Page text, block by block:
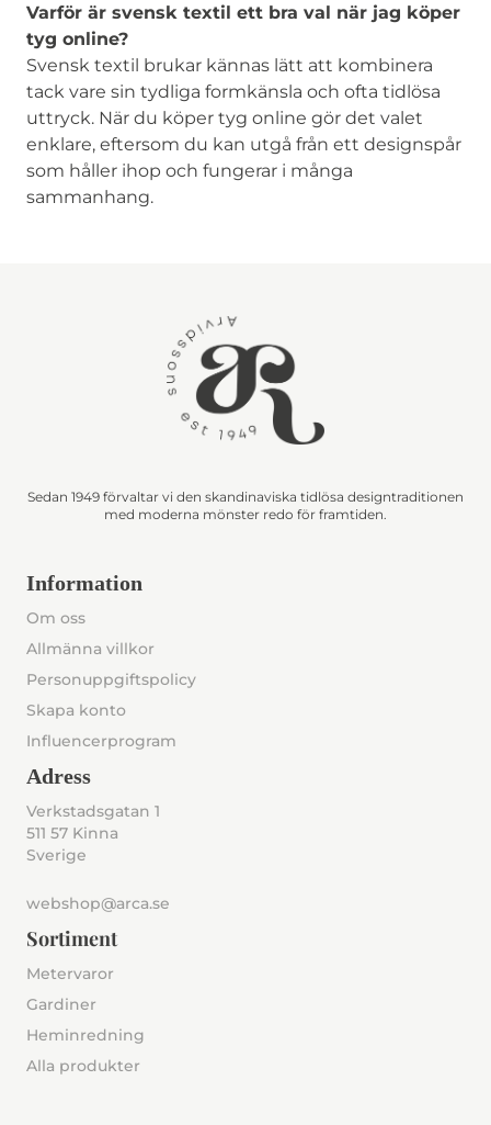
Varför är svensk textil ett bra val när jag köper
tyg online?
Svensk textil brukar kännas lätt att kombinera
tack vare sin tydliga formkänsla och ofta tidlösa
uttryck. När du köper tyg online gör det valet
enklare, eftersom du kan utgå från ett designspår
som håller ihop och fungerar i många
sammanhang.
Sedan 1949 förvaltar vi den skandinaviska tidlösa designtraditionen
med moderna mönster redo för framtiden.
Information
Om oss
Allmänna villkor
Personuppgiftspolicy
Skapa konto
Influencerprogram
Adress
Verkstadsgatan 1
511 57 Kinna
Sverige
webshop@arca.se
Sortiment
Metervaror
Gardiner
Heminredning
Alla produkter